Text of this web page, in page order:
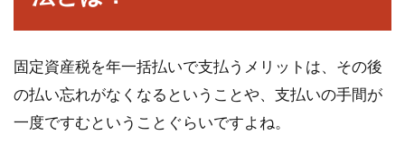
固定資産税を年一括払いで支払うメリットは、その後
の払い忘れがなくなるということや、支払いの手間が
一度ですむということぐらいですよね。